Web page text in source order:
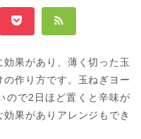
果があり、薄く切った玉
作り方です。玉ねぎヨー
ので2日ほど置くと辛味が
果がありアレンジもでき